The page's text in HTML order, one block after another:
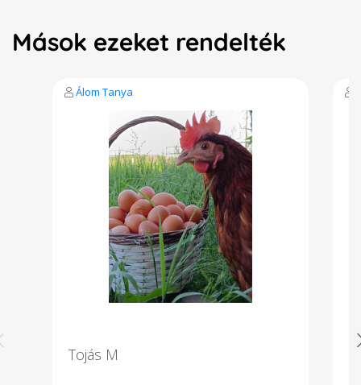
Mások ezeket rendelték
Álom Tanya
Tojás M